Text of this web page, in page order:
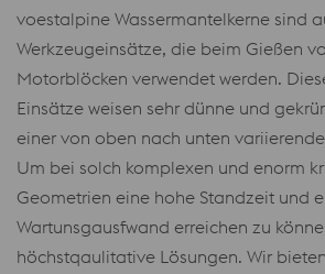
voestalpine Wassermantelkerne sind
Werkzeugeinsätze, die beim Gießen
Motorblöcken verwendet werden.
Einsätze weisen sehr dünne und
einer von oben nach unten
Um bei solch komplexen und enorm
Geometrien eine hohe Standzeit und
Wartunsgausfwand erreichen zu
höchstqaulitative Lösungen. Wir